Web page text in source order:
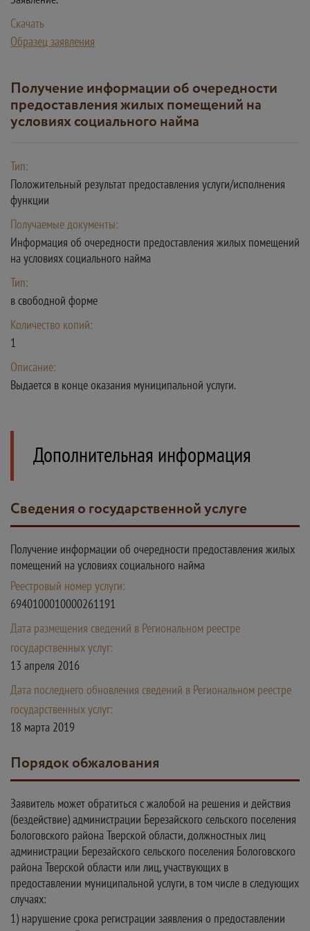
Скачать
Образец заявления
Получение информации об очередности
предоставления жилых помещений на
условиях социального найма
Тип:
Положительный результат предоставления услуги/исполнения
функции
Получаемые документы:
Информация об очередности предоставления жилых помещений
на условиях социального найма
Тип:
в свободной форме
Количество копий:
1
Описание:
Выдается в конце оказания муниципальной услуги.
Дополнительная информация
Сведения о государственной услуге
Получение информации об очередности предоставления жилых
помещений на условиях социального найма
Реестровый номер услуги:
6940100010000261191
Дата размещения сведений в Региональном реестре
государственных услуг:
13 апреля 2016
Дата последнего обновления сведений в Региональном реестре
государственных услуг:
18 марта 2019
Порядок обжалования
Заявитель может обратиться с жалобой на решения и действия
(бездействие) администрации Березайского сельского поселения
Бологовского района Тверской области, должностных лиц
администрации Березайского сельского поселения Бологовского
района Тверской области или лиц, участвующих в
предоставлении муниципальной услуги, в том числе в следующих
случаях:
1) нарушение срока регистрации заявления о предоставлении